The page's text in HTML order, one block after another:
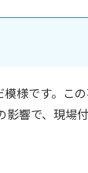
様です。こ
響で、現場